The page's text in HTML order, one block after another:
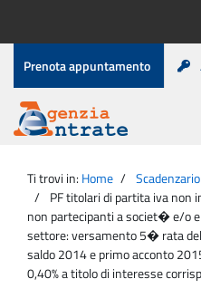
contenuto
Menu
di
servizio
Prenota appuntamento
Agenzia
Entrate
principale
Ti trovi in: Home
PF titolari di partita iva non
non partecipanti a societ� e/o
settore: versamento 5� rata
saldo 2014 e primo acconto
0,40% a titolo di interesse